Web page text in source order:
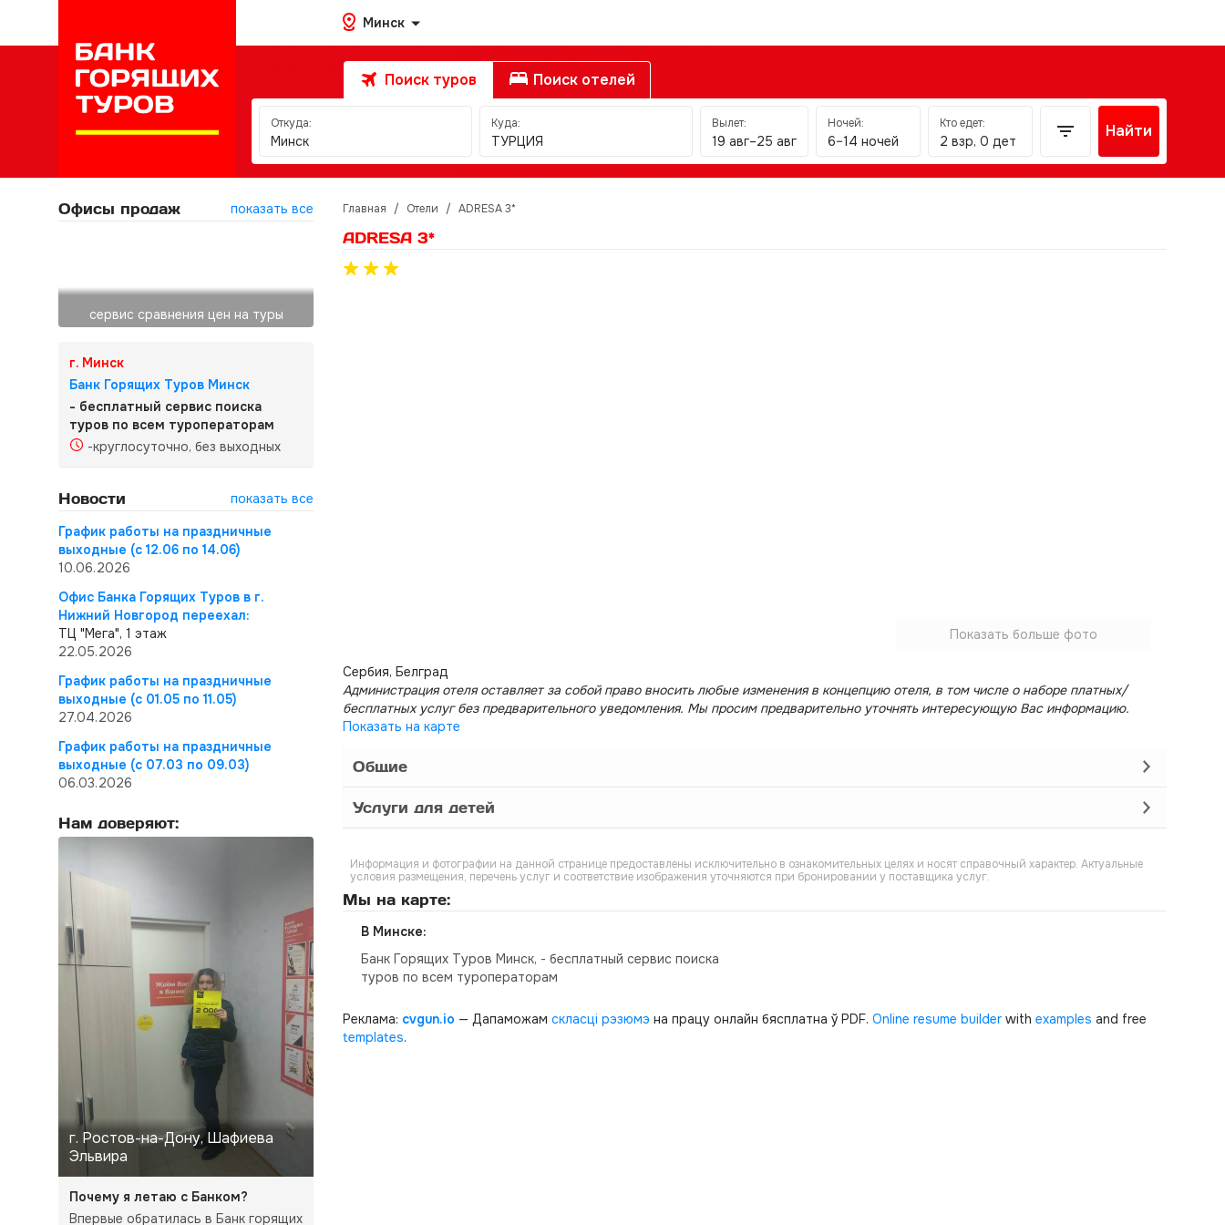
Минск
Поиск туров Поиск отелей
Откуда:
Минск
Куда:
ТУРЦИЯ
Вылет:
19 авг–25 авг
Ночей:
6–14 ночей
Кто едет:
2 взр, 0 дет
Найти
Офисы продаж показать все
сервис сравнения цен на туры
г. Минск
Банк Горящих Туров Минск
- бесплатный сервис поиска
туров по всем туроператорам
-круглосуточно, без выходных
Новости
показать все
График работы на праздничные
выходные (с 12.06 по 14.06)
10.06.2026
Офис Банка Горящих Туров в г.
Нижний Новгород переехал:
ТЦ "Мега", 1 этаж
22.05.2026
График работы на праздничные
выходные (с 01.05 по 11.05)
27.04.2026
График работы на праздничные
выходные (с 07.03 по 09.03)
06.03.2026
Нам доверяют:
г. Ростов-на-Дону, Шафиева
Эльвира
Почему я летаю с Банком?
Впервые обратилась в Банк горящих
Главная / Отели / ADRESA 3*
ADRESA 3*
Показать больше фото
Сербия, Белград
Администрация отеля оставляет за собой право вносить любые изменения в концепцию отеля, в том числе о наборе платных/
бесплатных услуг без предварительного уведомления. Мы просим предварительно уточнять интересующую Вас информацию.
Показать на карте
Общие
Услуги для детей
Информация и фотографии на данной странице предоставлены исключительно в ознакомительных целях и носят справочный характер. Актуальные
условия размещения, перечень услуг и соответствие изображения уточняются при бронировании у поставщика услуг.
Мы на карте:
В Минске:
Банк Горящих Туров Минск, - бесплатный сервис поиска
туров по всем туроператорам
Реклама: cvgun.io — Дапаможам скласці рэзюмэ на працу онлайн бясплатна ў PDF. Online resume builder with examples and free
templates.